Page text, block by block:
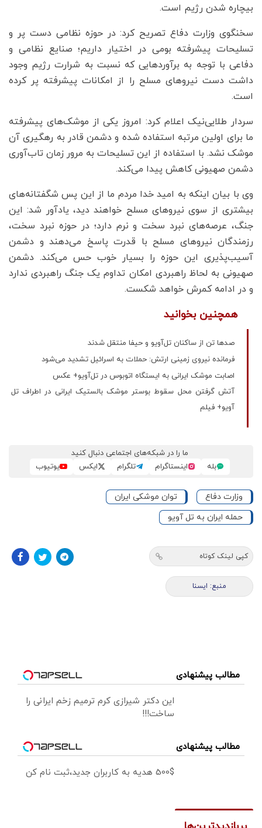
بیچاره‌ شدن رژیم است.
سخنگوی وزارت دفاع تصریح کرد: در حوزه نظامی دست پر و
تسلیحات پیشرفته بومی در اختیار داریم؛ صنایع نظامی و
دفاعی با توجه به برآوردهایی که نسبت به شرارت رژیم وجود
داشت دست نیروهای مسلح را از امکانات پیشرفته پر کرده
است.
سردار طلایی‌نیک اعلام کرد: امروز یکی از موشک‌های پیشرفته
ما برای اولین مرتبه استفاده شده و دشمن قادر به رهگیری آن
موشک نشد. با استفاده از این تسلیحات به مرور زمان تاب‌آوری
دشمن صهیونی کاهش پیدا می‌کند.
وی با بیان اینکه به امید خدا مردم ما از این پس شگفتانه‌های
بیشتری از سوی نیروهای مسلح خواهند دید، یادآور شد: این
جنگ، عرصه‌های نبرد سخت و نرم دارد؛ در حوزه نبرد سخت،
رزمندگان نیروهای مسلح با قدرت پاسخ می‌دهند و دشمن
آسیب‌پذیری این حوزه را بسیار خوب حس می‌کند. دشمن
صهیونی به لحاظ راهبردی امکان تداوم یک جنگ راهبردی ندارد
و در ادامه کمرش خواهد شکست.
همچنین بخوانید
صدها تن از ساکنان تل‌آویو و حیفا منتقل شدند
فرمانده نیروی زمینی ارتش: حملات به اسرائیل تشدید می‌شود
اصابت موشک ایرانی به ایستگاه اتوبوس در تل‌آویو+ عکس
آتش گرفتن محل سقوط بوستر موشک بالستیک ایرانی در اطراف تل
آویو+ فیلم
ما را در شبکه‌های اجتماعی دنبال کنید
بله
اینستاگرام تلگرام ایکس یوتیوب
وزارت دفاع
توان موشکی ایران
حمله ایران به تل آویو
کپی لینک کوتاه
منبع: ايسنا
مطالب پیشنهادی
این دکتر شیرازی کرم ترمیم زخم ایرانی را
ساخت!!!
مطالب پیشنهادی
500$ هدیه به کاربران جدید،ثبت نام کن